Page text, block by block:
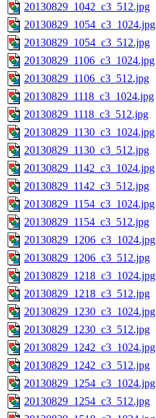
20130829_1042_c3_512.jpg
20130829_1054_c3_1024.jpg
20130829_1054_c3_512.jpg
20130829_1106_c3_1024.jpg
20130829_1106_c3_512.jpg
20130829_1118_c3_1024.jpg
20130829_1118_c3_512.jpg
20130829_1130_c3_1024.jpg
20130829_1130_c3_512.jpg
20130829_1142_c3_1024.jpg
20130829_1142_c3_512.jpg
20130829_1154_c3_1024.jpg
20130829_1154_c3_512.jpg
20130829_1206_c3_1024.jpg
20130829_1206_c3_512.jpg
20130829_1218_c3_1024.jpg
20130829_1218_c3_512.jpg
20130829_1230_c3_1024.jpg
20130829_1230_c3_512.jpg
20130829_1242_c3_1024.jpg
20130829_1242_c3_512.jpg
20130829_1254_c3_1024.jpg
20130829_1254_c3_512.jpg